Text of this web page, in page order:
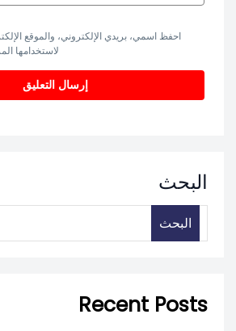
احفظ اسمي، بريدي الإلكتروني، والموقع
لاستخدامها
البحث
البحث
Recent Posts